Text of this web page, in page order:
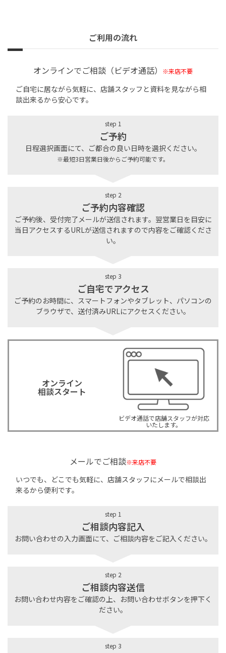
ご利用の流れ
オンラインでご相談（ビデオ通話） ※来店不要
ご自宅に居ながら気軽に、店舗スタッフと資料を見ながら相
談出来るから安心です。
step 1
ご予約
日程選択画面にて、ご都合の良い日時を選択ください。
※最短3日営業日後からご予約可能です。
step 2
ご予約内容確認
ご予約後、受付完了メールが送信されます。翌営業日を目安に
当日アクセスするURLが送信されますので内容をご確認くださ
い。
step 3
ご自宅でアクセス
ご予約のお時間に、スマートフォンやタブレット、パソコンの
ブラウザで、送付済みURLにアクセスください。
オンライン
相談スタート
ビデオ通話で店舗スタッフが対応
いたします。
メールでご相談※来店不要
いつでも、どこでも気軽に、店舗スタッフにメールで相談出
来るから便利です。
step 1
ご相談内容記入
お問い合わせの入力画面にて、ご相談内容をご記入ください。
step 2
ご相談内容送信
お問い合わせ内容をご確認の上、お問い合わせボタンを押下く
ださい。
step 3